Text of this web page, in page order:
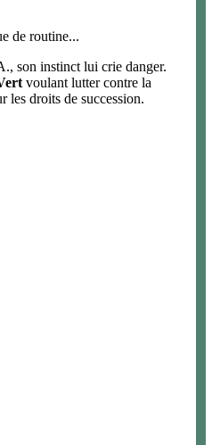
de routine...
son instinct lui crie danger.
voulant lutter contre la
les droits de succession.